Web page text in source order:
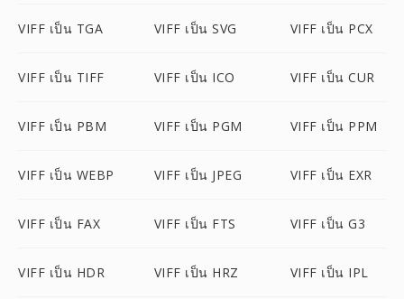
VIFF เป็น TGA VIFF เป็น SVG VIFF เป็น PCX
VIFF เป็น TIFF VIFF เป็น ICO VIFF เป็น CUR
VIFF เป็น PBM VIFF เป็น PGM VIFF เป็น PPM
VIFF เป็น WEBP VIFF เป็น JPEG VIFF เป็น EXR
VIFF เป็น FAX VIFF เป็น FTS VIFF เป็น G3
VIFF เป็น HDR VIFF เป็น HRZ VIFF เป็น IPL